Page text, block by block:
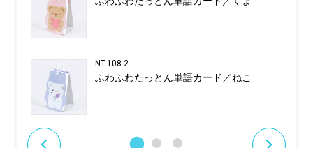
NT-108-2
ふわふわたっとん単語カード／ねこ